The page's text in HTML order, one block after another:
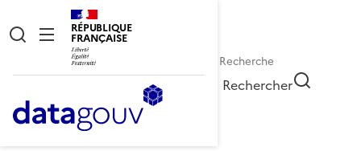
RÉPUBLIQUE
FRANÇAISE
Rechercher